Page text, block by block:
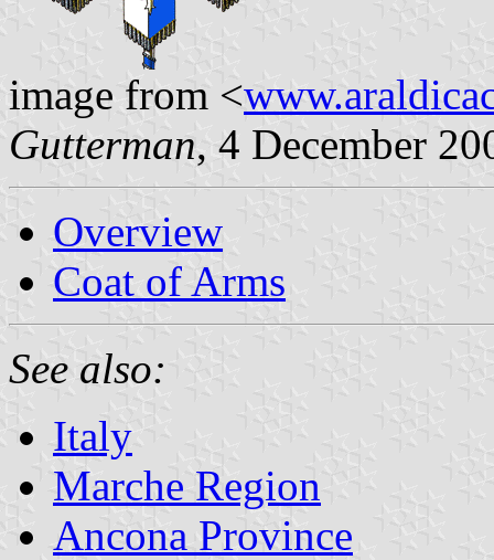
image from <
Gutterman, 4 December
Overview
Coat of Arms
See also:
Italy
Marche Region
Ancona Province